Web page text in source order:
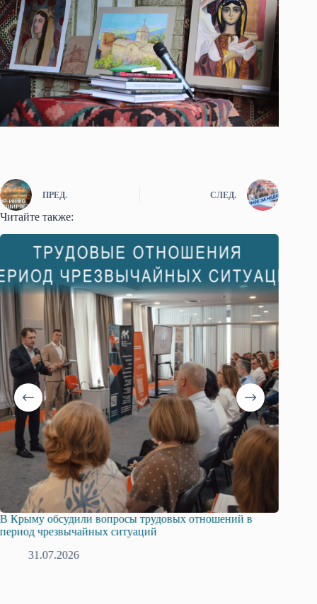
ПРЕД. СЛЕД.
Читайте также:
Русская община Крыма и Федерация независимых
профсоюзов Крыма укрепляют сотрудничество
28.07.2026